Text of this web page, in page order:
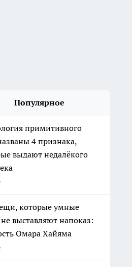
Популярное
примитивного
4 признака,
выдают недалёкого
которые умные
выставляют напоказ:
Омара Хайяма